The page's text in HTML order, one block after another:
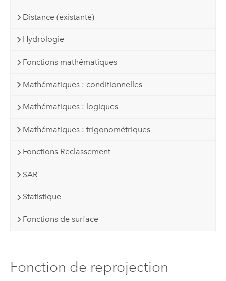
Distance (existante)
Hydrologie
Fonctions mathématiques
Mathématiques : conditionnelles
Mathématiques : logiques
Mathématiques : trigonométriques
Fonctions Reclassement
SAR
Statistique
Fonctions de surface
Fonction de reprojection